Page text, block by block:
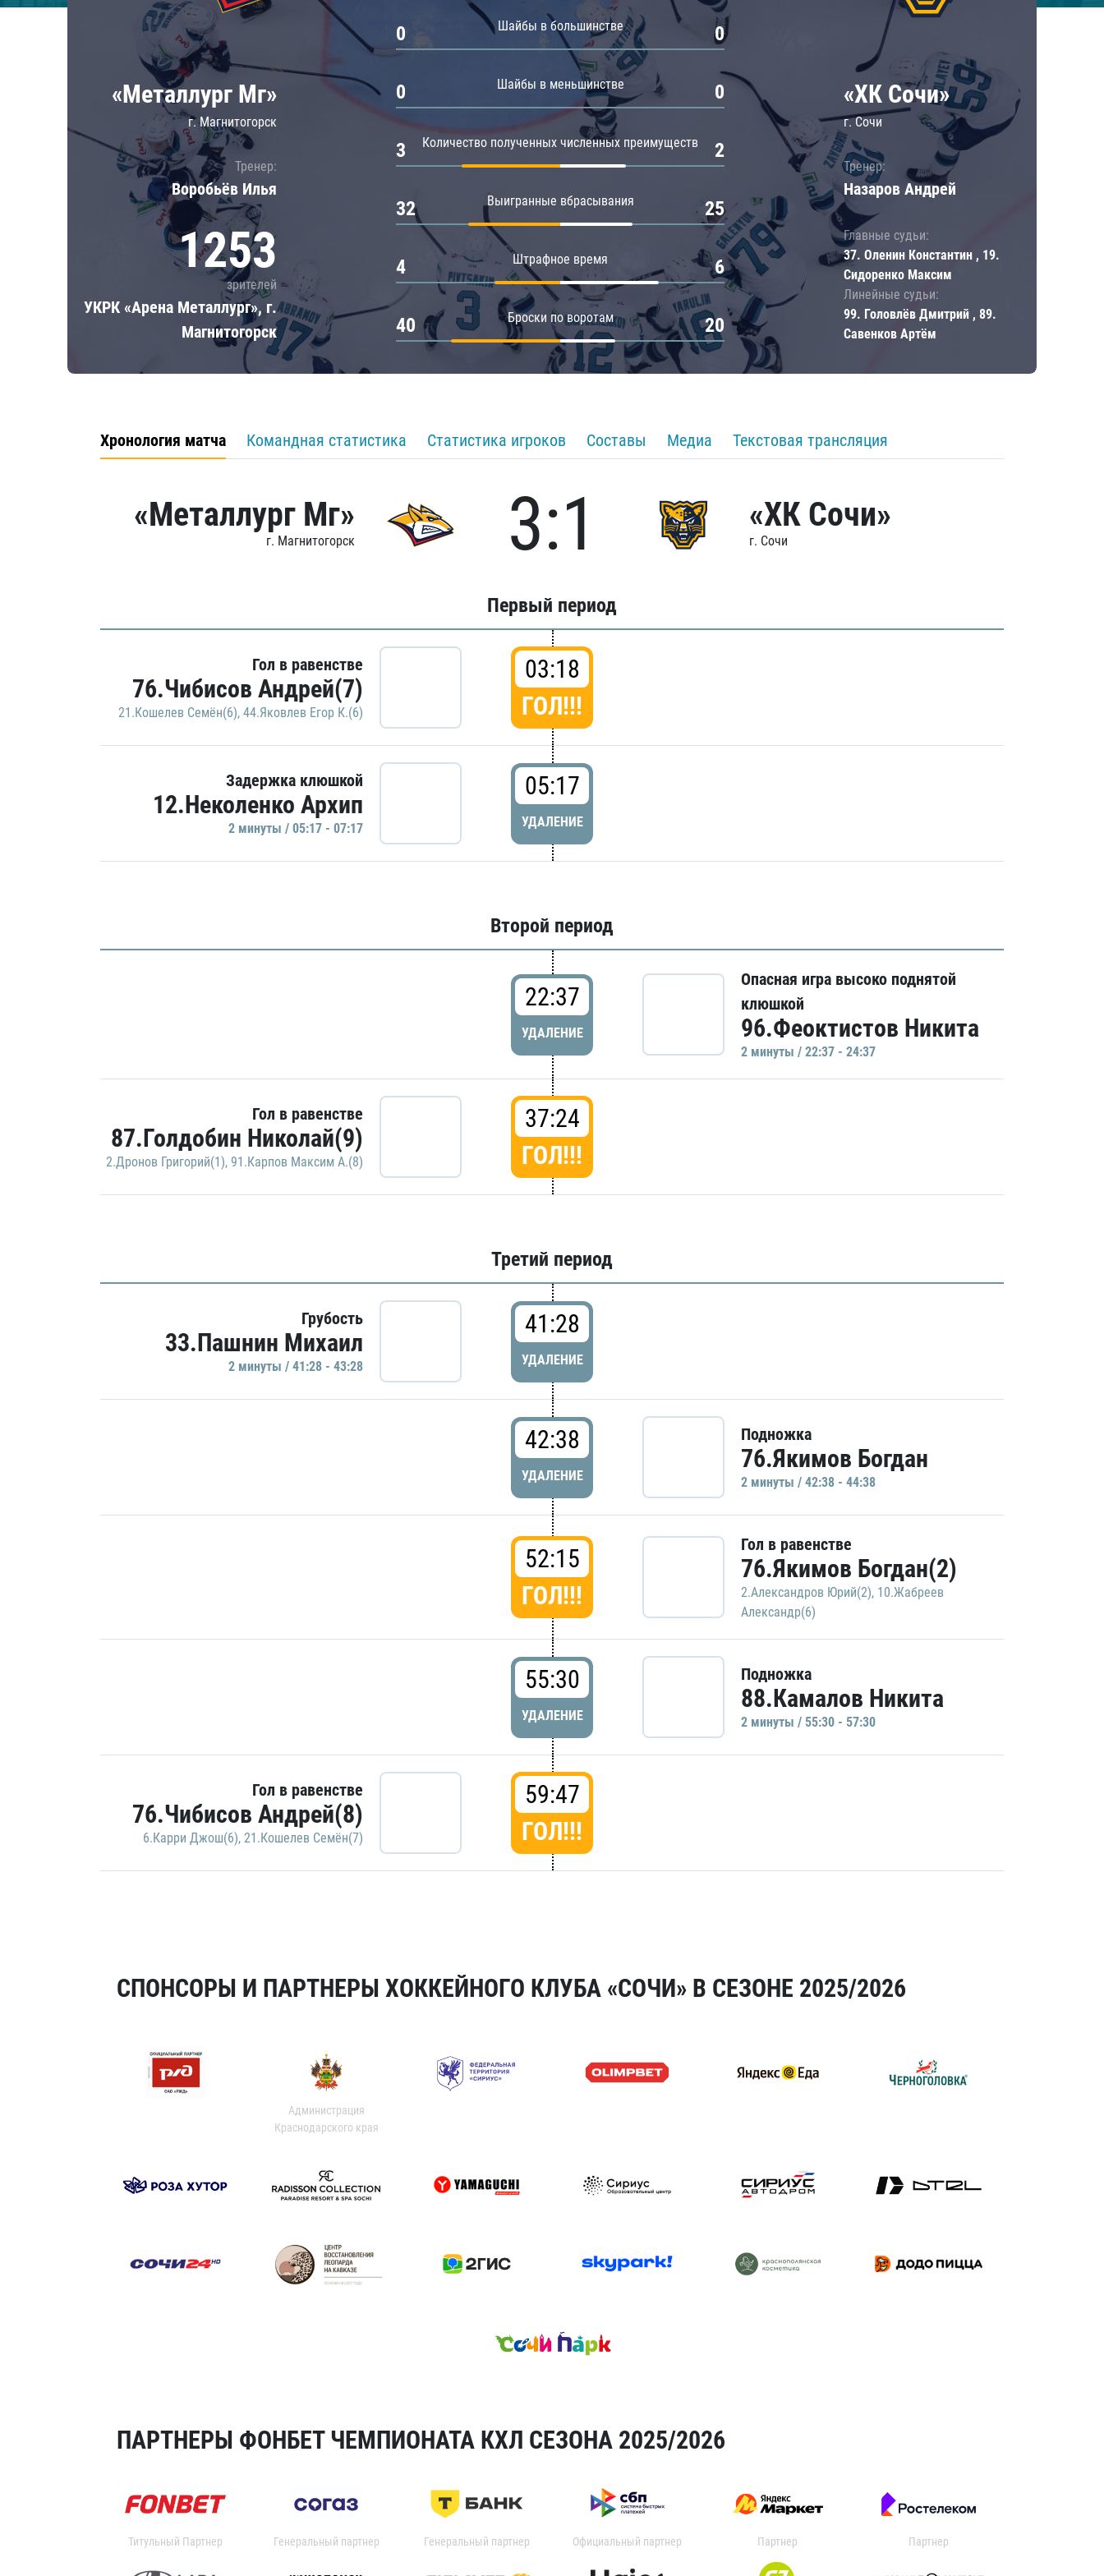
Локомотив
ЦСКА
Шанхайские Драконы
«Металлург Мг»
г. Магнитогорск
Тренер:
Воробьёв Илья
1253
зрителей
УКРК «Арена Металлург», г.
Магнитогорск
Шайбы в большинстве
0 0
Шайбы в меньшинстве
0 0
Количество полученных численных преимуществ
3 2
Выигранные вбрасывания
32 25
Штрафное время
4 6
Броски по воротам
40 20
«ХК Сочи»
г. Сочи
Тренер:
Назаров Андрей
Главные судьи:
37. Оленин Константин , 19.
Сидоренко Максим
Линейные судьи:
99. Головлёв Дмитрий , 89.
Савенков Артём
Хронология матча Командная статистика Статистика игроков Составы Медиа Текстовая трансляция
«Металлург Мг»
г. Магнитогорск 3:1 «ХК Сочи»
г. Сочи
Первый период
Гол в равенстве
76.Чибисов Андрей(7)
21.Кошелев Семён(6), 44.Яковлев Егор К.(6)
03:18
ГОЛ!!!
Задержка клюшкой
12.Неколенко Архип
2 минуты / 05:17 - 07:17
05:17
УДАЛЕНИЕ
Второй период
22:37
УДАЛЕНИЕ
Опасная игра высоко поднятой
клюшкой
96.Феоктистов Никита
2 минуты / 22:37 - 24:37
Гол в равенстве
87.Голдобин Николай(9)
2.Дронов Григорий(1), 91.Карпов Максим А.(8)
37:24
ГОЛ!!!
Третий период
Грубость
33.Пашнин Михаил
2 минуты / 41:28 - 43:28
41:28
УДАЛЕНИЕ
42:38
УДАЛЕНИЕ
Подножка
76.Якимов Богдан
2 минуты / 42:38 - 44:38
52:15
ГОЛ!!!
Гол в равенстве
76.Якимов Богдан(2)
2.Александров Юрий(2), 10.Жабреев
Александр(6)
55:30
УДАЛЕНИЕ
Подножка
88.Камалов Никита
2 минуты / 55:30 - 57:30
Гол в равенстве
76.Чибисов Андрей(8)
6.Карри Джош(6), 21.Кошелев Семён(7)
59:47
ГОЛ!!!
СПОНСОРЫ И ПАРТНЕРЫ ХОККЕЙНОГО КЛУБА «СОЧИ» В СЕЗОНЕ 2025/2026
Администрация
Краснодарского края
ПАРТНЕРЫ ФОНБЕТ ЧЕМПИОНАТА КХЛ СЕЗОНА 2025/2026
Титульный Партнер Генеральный партнер Генеральный партнер Официальный партнер Партнер Партнер